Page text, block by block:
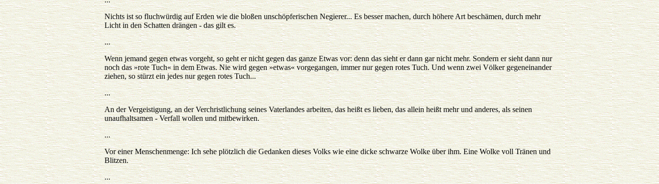
Nichts ist so fluchwürdig auf Erden wie die bloßen unschöpferischen Negierer... Es besser machen, durch höhere Art beschämen, durch mehr
Licht in den Schatten drängen - das gilt es.
...
Wenn jemand gegen etwas vorgeht, so geht er nicht gegen das ganze Etwas vor: denn das sieht er dann gar nicht mehr. Sondern er sieht dann nur
noch das »rote Tuch« in dem Etwas. Nie wird gegen »etwas« vorgegangen, immer nur gegen rotes Tuch. Und wenn zwei Völker gegeneinander
ziehen, so stürzt ein jedes nur gegen rotes Tuch...
...
An der Vergeistigung, an der Verchristlichung seines Vaterlandes arbeiten, das heißt es lieben, das allein heißt mehr und anderes, als seinen
unaufhaltsamen - Verfall wollen und mitbewirken.
...
Vor einer Menschenmenge: Ich sehe plötzlich die Gedanken dieses Volks wie eine dicke schwarze Wolke über ihm. Eine Wolke voll Tränen und
Blitzen.
...